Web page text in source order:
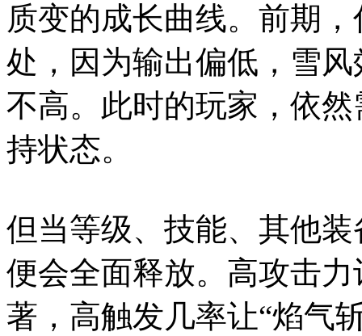
质变的成长曲线。前期
处，因为输出偏低，雪
不高。此时的玩家，依
持状态。
但当等级、技能、其他
便会全面释放。高攻击
著，高触发几率让“焰气